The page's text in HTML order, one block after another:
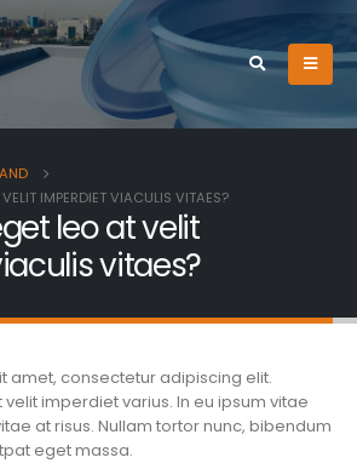
IMPERDIET VIACULIS VITAES?
leo at velit
vitaes?
amet, consectetur adipiscing elit.
imperdiet varius. In eu ipsum vitae
at risus. Nullam tortor nunc, bibendum
eget massa.